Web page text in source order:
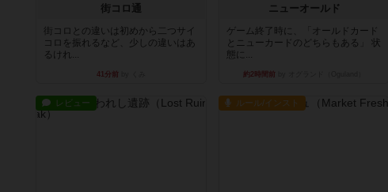
街コロ通
街コロとの違いは初めから二つサイ
コロを振れるなど、少しの違いはあ
るけれ...
41分前
ニューオールド
ゲーム終了時に、「オールドカード
とニューカードのどちらもある」 状
態に...
約2時間前
レビュー ルール/インスト